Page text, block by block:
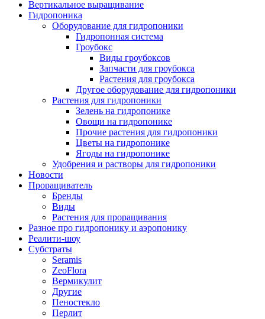
Вертикальное выращивание
Гидропоника
Оборудование для гидропоники
Гидропонная система
Гроубокс
Виды гроубоксов
Запчасти для гроубокса
Растения для гроубокса
Другое оборудование для гидропоники
Растения для гидропоники
Зелень на гидропонике
Овощи на гидропонике
Прочие растения для гидропоники
Цветы на гидропонике
Ягоды на гидропонике
Удобрения и растворы для гидропоники
Новости
Проращиватель
Бренды
Виды
Растения для проращивания
Разное про гидропонику и аэропонику
Реалити-шоу
Субстраты
Seramis
ZeoFlora
Вермикулит
Другие
Пеностекло
Перлит